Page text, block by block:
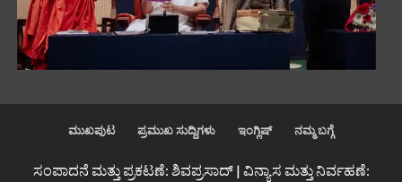
ಮುಖಪುಟ ಪ್ರಮುಖ ಸುದ್ದಿಗಳು ಇಂಗ್ಲಿಷ್ ನಮ್ಮ ಬಗ್ಗೆ
ಸಂಪಾದನೆ ಮತ್ತು ಪ್ರಕಟಣೆ: ಶಿವಪ್ರಸಾದ್ | ವಿನ್ಯಾಸ ಮತ್ತು ನಿರ್ವಹಣೆ: